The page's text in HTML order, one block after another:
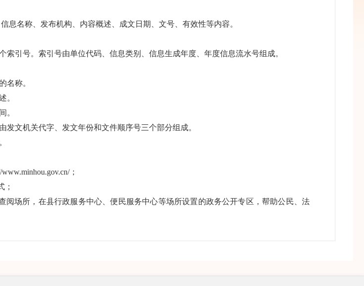
息名称、发布机构、内容概述、成文日期、文号、有效性等内容。
索引号。索引号由单位代码、信息类别、信息生成年度、年度信息流水号组成。
名称。
。
。
发文机关代字 、发文年份和文件顺序号三个部分组成。
www.minhou.gov.cn/；
；
阅场所，在县行政服务中心、便民服务中心等场所设置的政务公开专区，帮助公民、法